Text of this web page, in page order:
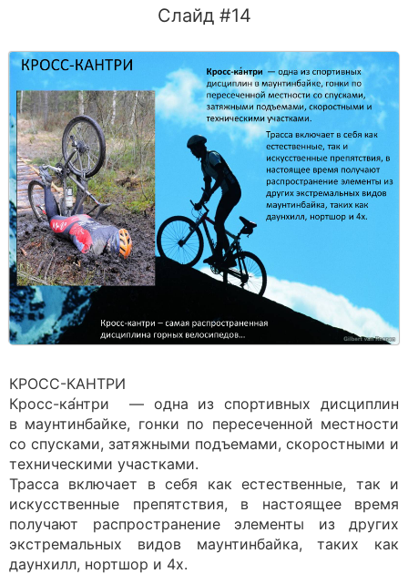
Слайд #14
КРОСС-КАНТРИ
Кросс-ка́нтри — одна из спортивных дисциплин
в маунтинбайке, гонки по пересеченной местности
со спусками, затяжными подъемами, скоростными и
техническими участками.
Трасса включает в себя как естественные, так и
искусственные препятствия, в настоящее время
получают распространение элементы из других
экстремальных видов маунтинбайка, таких как
даунхилл, нортшор и 4х.